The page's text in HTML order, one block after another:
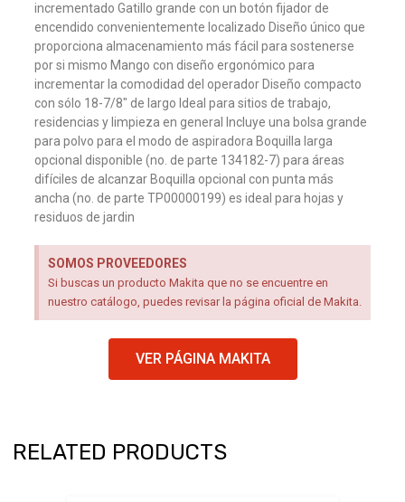
incrementado Gatillo grande con un botón fijador de
encendido convenientemente localizado Diseño único que
proporciona almacenamiento más fácil para sostenerse
por si mismo Mango con diseño ergonómico para
incrementar la comodidad del operador Diseño compacto
con sólo 18-7/8″ de largo Ideal para sitios de trabajo,
residencias y limpieza en general Incluye una bolsa grande
para polvo para el modo de aspiradora Boquilla larga
opcional disponible (no. de parte 134182-7) para áreas
difíciles de alcanzar Boquilla opcional con punta más
ancha (no. de parte TP00000199) es ideal para hojas y
residuos de jardin
SOMOS PROVEEDORES
Si buscas un producto Makita que no se encuentre en
nuestro catálogo, puedes revisar la página oficial de Makita.
VER PÁGINA MAKITA
RELATED PRODUCTS